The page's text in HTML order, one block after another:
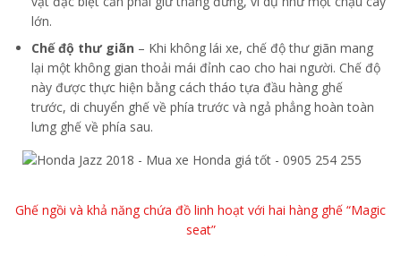
lớn.
Chế độ thư giãn – Khi không lái xe, chế độthư giãn mang
lại một không gian thoải mái đỉnh cao cho hai người. Chế độ
này được thực hiện bằng cáchtháo tựa đầu hàng ghế
trước, di chuyển ghế về phía trước và ngả phẳng hoàn toàn
lưng ghế về phía sau.
Ghế ngồi và khả năng chứa đồ linh hoạt với hai hàng ghế “Magic
seat”